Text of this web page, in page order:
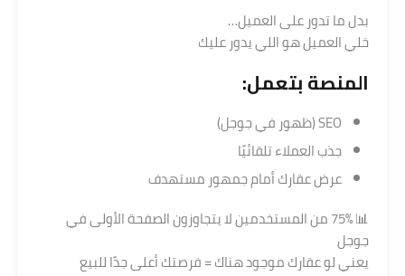
بدل ما تدور على العميل…
خلي العميل هو اللي يدور عليك
المنصة بتعمل:
SEO (ظهور في جوجل)
جذب العملاء تلقائيًا
عرض عقارك أمام جمهور مستهدف
📊 75% من المستخدمين لا يتجاوزون الصفحة الأولى في
جوجل
يعني لو عقارك موجود هناك = فرصتك أعلى جدًا للبيع